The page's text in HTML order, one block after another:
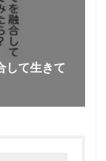
して生きて